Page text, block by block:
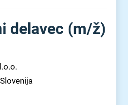
delavec (m⁠/⁠ž)